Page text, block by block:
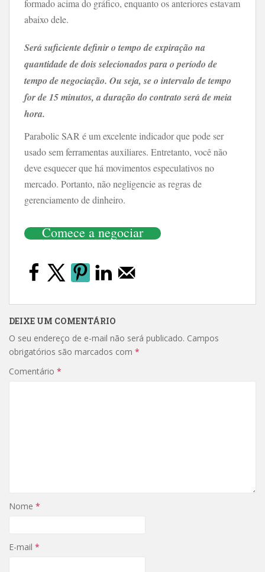
formado acima do gráfico, enquanto os anteriores estavam
abaixo dele.
Será suficiente definir o tempo de expiração na
quantidade de dois selecionados para o período de
tempo de negociação. Ou seja, se o intervalo de tempo
for de 15 minutos, a duração do contrato será de meia
hora.
Parabolic SAR é um excelente indicador que pode ser
usado sem ferramentas auxiliares. Entretanto, você não
deve esquecer que há movimentos especulativos no
mercado. Portanto, não negligencie as regras de
gerenciamento de dinheiro.
Comece a negociar
DEIXE UM COMENTÁRIO
O seu endereço de e-mail não será publicado. Campos
obrigatórios são marcados com *
Comentário *
Nome *
E-mail *